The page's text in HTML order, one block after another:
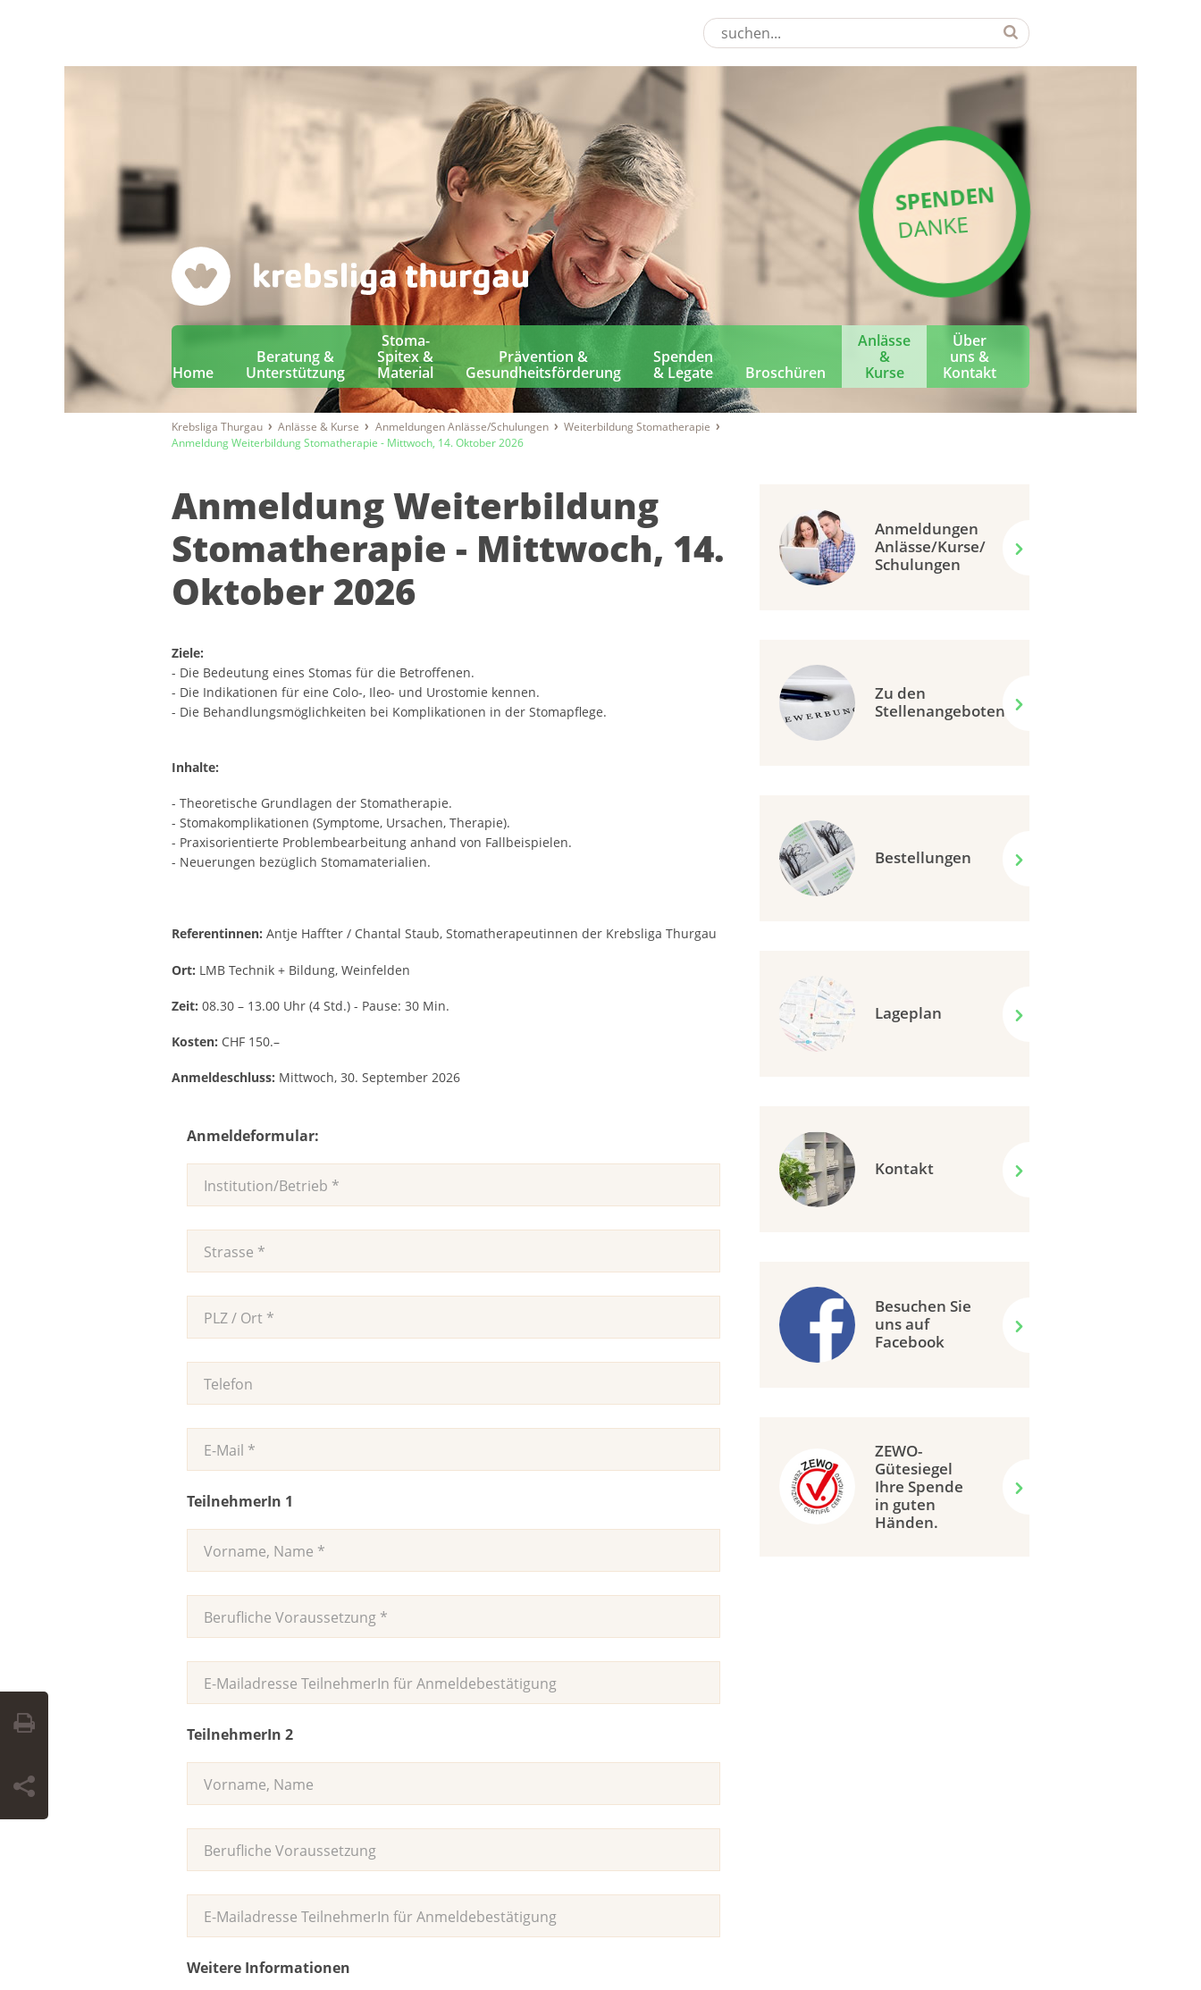
SPENDEN
DANKE
Home
Beratung &
Unterstützung
Stoma-
Spitex &
Material
Prävention &
Gesundheitsförderung
Spenden
& Legate
Broschüren
Anlässe
&
Kurse
Über
uns &
Kontakt
Krebsliga Thurgau Anlässe & Kurse Anmeldungen Anlässe/Schulungen
Weiterbildung Stomatherapie
Anmeldung Weiterbildung Stomatherapie - Mittwoch, 14. Oktober 2026
Anmeldung Weiterbildung
Stomatherapie - Mittwoch, 14.
Oktober 2026
Ziele:
- Die Bedeutung eines Stomas für die Betroffenen.
- Die Indikationen für eine Colo-, Ileo- und Urostomie kennen.
- Die Behandlungsmöglichkeiten bei Komplikationen in der Stomapflege.
Inhalte:
- Theoretische Grundlagen der Stomatherapie.
- Stomakomplikationen (Symptome, Ursachen, Therapie).
- Praxisorientierte Problembearbeitung anhand von Fallbeispielen.
- Neuerungen bezüglich Stomamaterialien.
Referentinnen: Antje Haffter / Chantal Staub, Stomatherapeutinnen der Krebsliga Thurgau
Ort: LMB Technik + Bildung, Weinfelden
Zeit: 08.30 – 13.00 Uhr (4 Std.) - Pause: 30 Min.
Kosten: CHF 150.–
Anmeldeschluss: Mittwoch, 30. September 2026
Anmeldeformular:
TeilnehmerIn 1
TeilnehmerIn 2
Weitere Informationen
Anmeldungen
Anlässe/Kurse/
Schulungen
Zu den
Stellenangeboten
Bestellungen
Lageplan
Kontakt
Besuchen Sie
uns auf
Facebook
ZEWO-
Gütesiegel
Ihre Spende
in guten
Händen.